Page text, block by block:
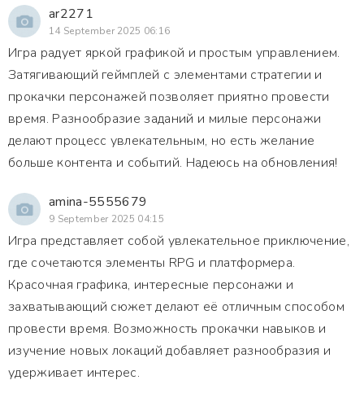
ar2271
14 September 2025 06:16
Игра радует яркой графикой и простым управлением.
Затягивающий геймплей с элементами стратегии и
прокачки персонажей позволяет приятно провести
время. Разнообразие заданий и милые персонажи
делают процесс увлекательным, но есть желание
больше контента и событий. Надеюсь на обновления!
amina-5555679
9 September 2025 04:15
Игра представляет собой увлекательное приключение,
где сочетаются элементы RPG и платформера.
Красочная графика, интересные персонажи и
захватывающий сюжет делают её отличным способом
провести время. Возможность прокачки навыков и
изучение новых локаций добавляет разнообразия и
удерживает интерес.